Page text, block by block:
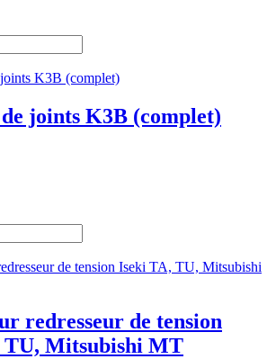
joints K3B (complet)
redresseur de tension
TU, Mitsubishi MT